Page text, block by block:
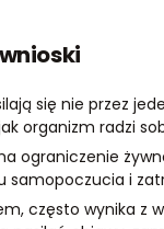
się nie przez
organizm radzi
ograniczenie
samopoczucia i
często wynika